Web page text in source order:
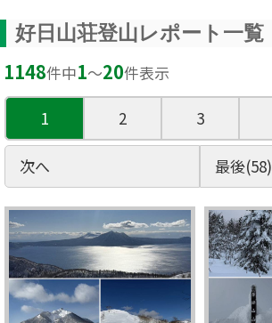
好日山荘登山レポート一覧
1148件中1〜20件表示
1 2 3
次へ 最後(58)